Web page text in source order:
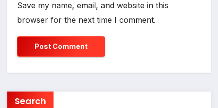
Save my name, email, and website in this
browser for the next time I comment.
Search